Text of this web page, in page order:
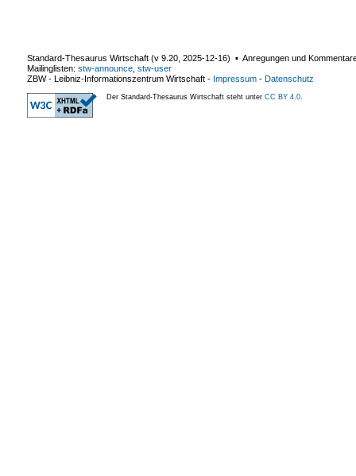
Standard-Thesaurus Wirtschaft (v 9.20 2025-12-16) ▪ Anregungen und
Mailinglisten: stw-announce stw-user
ZBW - Leibniz-Informationszentrum Wirtschaft - Impressum - Datenschutz
Der Standard-Thesaurus Wirtschaft steht unter CC BY 4.0